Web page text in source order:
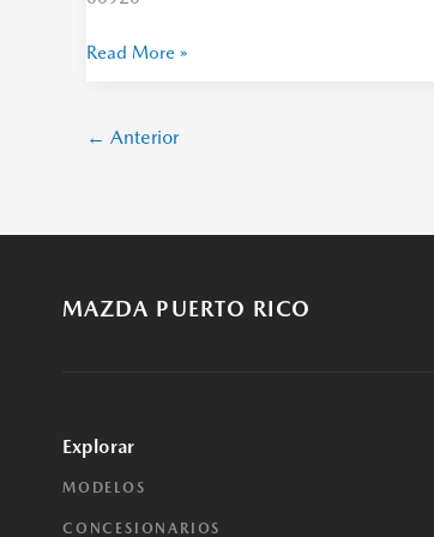
Read More »
← Anterior
MAZDA PUERTO RICO
Explorar
MODELOS
CONCESIONARIOS